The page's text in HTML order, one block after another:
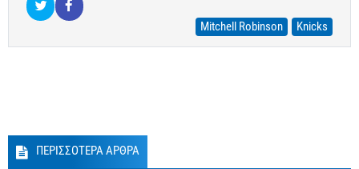
Mitchell Robinson Knicks
ΠΕΡΙΣΣΟΤΕΡΑ ΑΡΘΡΑ